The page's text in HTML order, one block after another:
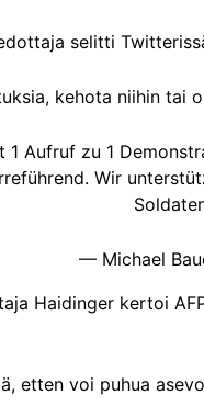
selitti
kehota niihin tai
Aufruf zu 1
Wir
— Michael
Haidinger kertoi
etten voi puhua